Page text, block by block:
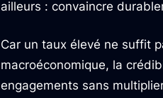
ailleurs : convaincre
Car un taux élevé ne suffit
macroéconomique, la
engagements sans